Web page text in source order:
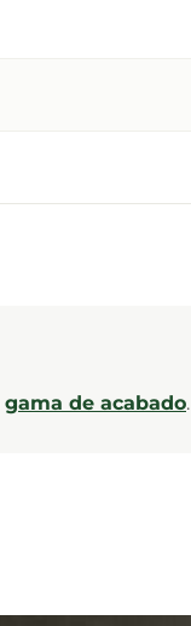
gama de acabado.